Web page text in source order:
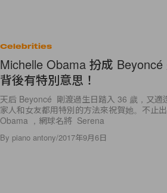
Celebrities
Michelle Obama 扮成
背後有特別意思！
天后 Beyoncé 剛渡過生日踏入 36 歲，又適
家人和女友都用特別的方法來祝賀她。不止
Obama ，網球名將 Serena
By piano antony/2017年9月6日